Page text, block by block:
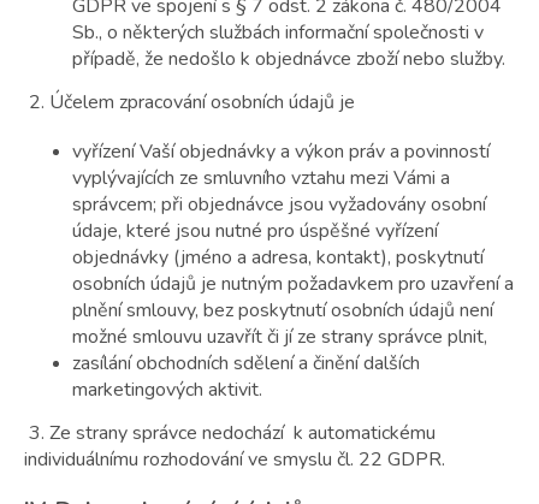
GDPR ve spojení s § 7 odst. 2 zákona č. 480/2004
Sb., o některých službách informační společnosti v
případě, že nedošlo k objednávce zboží nebo služby.
2. Účelem zpracování osobních údajů je
vyřízení Vaší objednávky a výkon práv a povinností
vyplývajících ze smluvního vztahu mezi Vámi a
správcem; při objednávce jsou vyžadovány osobní
údaje, které jsou nutné pro úspěšné vyřízení
objednávky (jméno a adresa, kontakt), poskytnutí
osobních údajů je nutným požadavkem pro uzavření a
plnění smlouvy, bez poskytnutí osobních údajů není
možné smlouvu uzavřít či jí ze strany správce plnit,
zasílání obchodních sdělení a činění dalších
marketingových aktivit.
3. Ze strany správce nedochází k automatickému
individuálnímu rozhodování ve smyslu čl. 22 GDPR.